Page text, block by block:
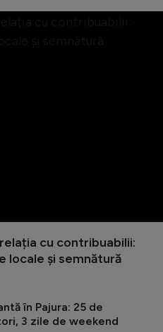
cu contribuabilii:
locale și semnătură
în Pajura: 25 de
3 zile de weekend